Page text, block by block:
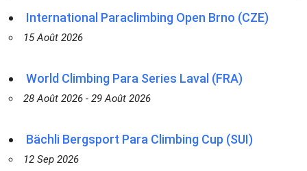
International Paraclimbing Open Brno (CZE)
15 Août 2026
World Climbing Para Series Laval (FRA)
28 Août 2026 - 29 Août 2026
Bächli Bergsport Para Climbing Cup (SUI)
12 Sep 2026